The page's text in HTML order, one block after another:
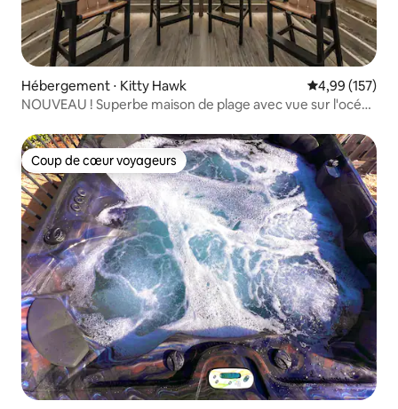
Hébergement ⋅ Kitty Hawk Évaluation
4,99 (157)
NOUVEAU ! Superbe maison de plage avec vue sur l'océan
Coup de cœur voyageurs
Coup de cœur voyageurs